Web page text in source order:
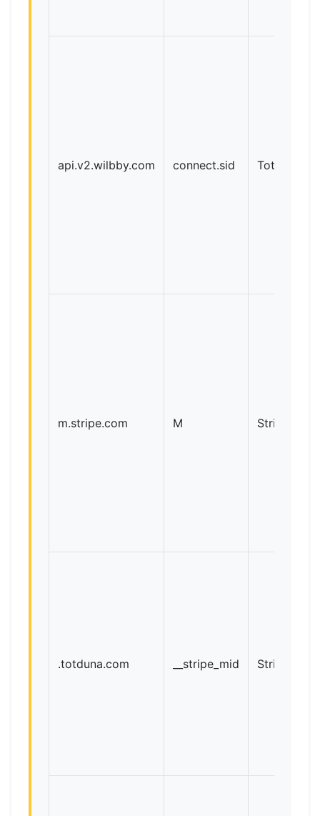
api.v2.wilbby.com connect.sid Totduna
m.stripe.com M Stripe
.totduna.com __stripe_mid Stripe